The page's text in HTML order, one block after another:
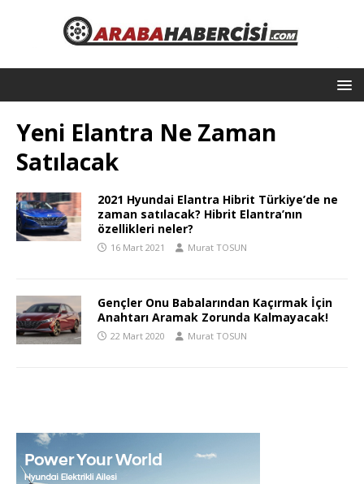
Yeni Elantra Ne Zaman
Satılacak
2021 Hyundai Elantra Hibrit Türkiye’de ne
zaman satılacak? Hibrit Elantra’nın
özellikleri neler?
16 Mart 2021 Murat TOSUN
Gençler Onu Babalarından Kaçırmak İçin
Anahtarı Aramak Zorunda Kalmayacak!
22 Mart 2020 Murat TOSUN